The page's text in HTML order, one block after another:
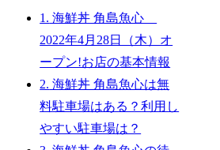
1. 海鮮丼 角島魚心
2022年4月28日（木）オ
ープン!お店の基本情報
2. 海鮮丼 角島魚心は無
料駐車場はある？利用し
やすい駐車場は？